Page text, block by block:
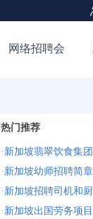
网络招聘会
热门推荐
· 新加坡翡翠饮食集
· 新加坡幼师招聘简章
· 新加坡招聘司机和
· 新加坡出国劳务项目